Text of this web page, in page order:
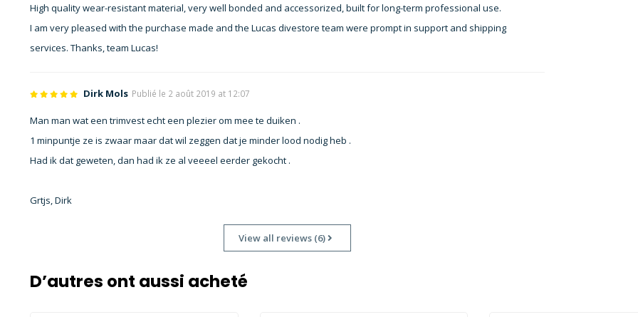
High quality wear-resistant material, very well bonded and accessorized, built for long-term professional use.
I am very pleased with the purchase made and the Lucas divestore team were prompt in support and shipping
services. Thanks, team Lucas!
Dirk Mols Publié le 2 août 2019 at 12:07
Man man wat een trimvest echt een plezier om mee te duiken .
1 minpuntje ze is zwaar maar dat wil zeggen dat je minder lood nodig heb .
Had ik dat geweten, dan had ik ze al veeeel eerder gekocht .
Grtjs, Dirk
View all reviews (6)
D’autres ont aussi acheté